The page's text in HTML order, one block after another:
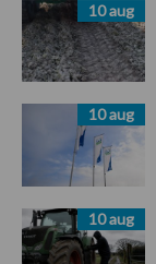
10 aug
10 aug
10 aug